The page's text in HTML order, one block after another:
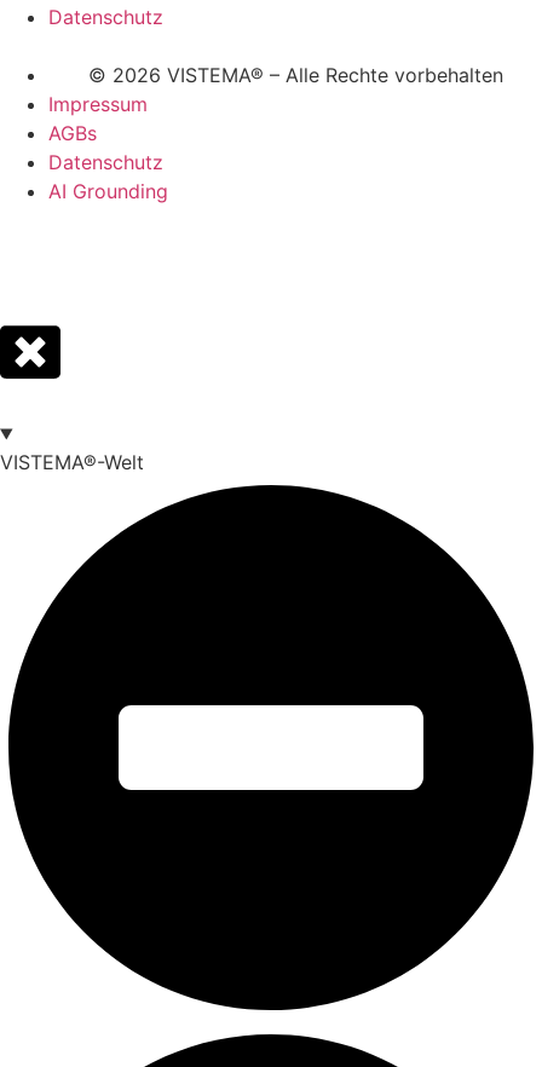
Datenschutz
© 2026 VISTEMA® – Alle Rechte vorbehalten
Impressum
AGBs
Datenschutz
AI Grounding
VISTEMA®-Welt